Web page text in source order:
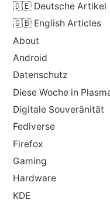
🇩🇪 Deutsche Artikel
🇬🇧 English Articles
About
Android
Datenschutz
Diese Woche in
Digitale Souveränität
Fediverse
Firefox
Gaming
Hardware
KDE